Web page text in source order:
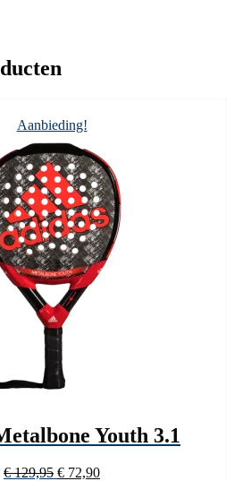
Aanbieding!
Youth 3.1
€129,95 Oorspronkelijke
€ 72,90Huidige